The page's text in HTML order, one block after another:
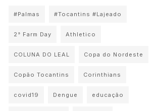
#Palmas #Tocantins #Lajeado
2° Farm Day Athletico
COLUNA DO LEAL Copa do Nordeste
Copão Tocantins Corinthians
covid19 Dengue educação